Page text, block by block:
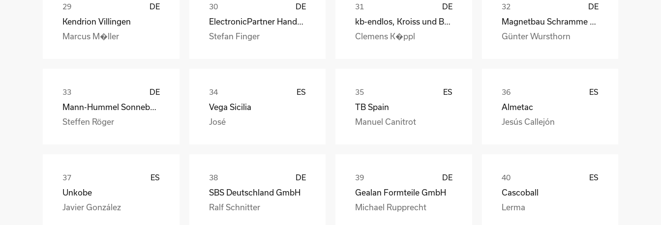
DE
Kendrion Villingen
Marcus M�ller
DE
Stefan Finger
DE
Clemens K�ppl
DE
Günter Wursthorn
DE
Mann-Hummel Sonneberg
Steffen Röger
ES
Vega Sicilia
José
ES
TB Spain
Manuel Canitrot
ES
Almetac
Jesús Callejón
ES
Unkobe
Javier González
DE
SBS Deutschland GmbH
Ralf Schnitter
DE
Gealan Formteile GmbH
Michael Rupprecht
ES
Cascoball
Lerma